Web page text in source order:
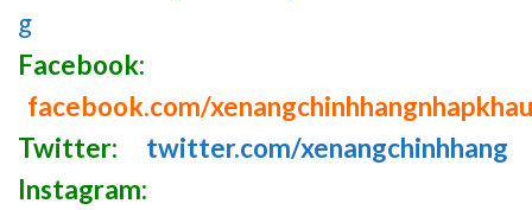
g
Facebook:
facebook.com/xenangchinhhangnhapkhau
Twitter:
twitter.com/xenangchinhhang
Instagram: